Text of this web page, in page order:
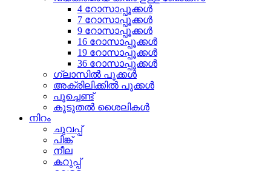
4 റോസാപ്പൂക്കൾ
7 റോസാപ്പൂക്കൾ
9 റോസാപ്പൂക്കൾ
16 റോസാപ്പൂക്കൾ
19 റോസാപ്പൂക്കൾ
36 റോസാപ്പൂക്കൾ
ഗ്ലാസിൽ പൂക്കൾ
അക്രിലിക്കിൽ പൂക്കൾ
പൂച്ചെണ്ട്
കൂടുതൽ ശൈലികൾ
നിറം
ചുവപ്പ്
പിങ്ക്
നീല
കറുപ്പ്